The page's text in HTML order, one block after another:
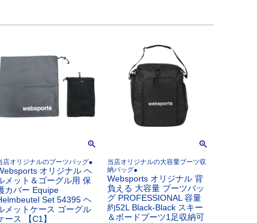
店オリジナルのブーツバッグ●
オリジナル ヘ
メット＆ゴーグル用 保
カバー Equipe
Set 54395 ヘ
メットケース ゴーグル
ース 【C1】
当店オリジナルの大容量ブーツ収
納バッグ●
Websports オリジナル 背
負える 大容量 ブーツバッ
グ PROFESSIONAL 容量
約52L Black-Black スキー
＆ボードブーツ1足収納可